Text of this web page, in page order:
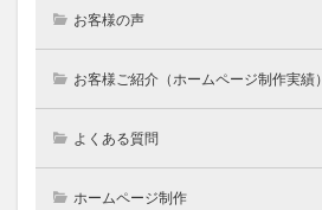
お客様の声
お客様ご紹介（ホームページ制作実績）
よくある質問
ホームページ制作